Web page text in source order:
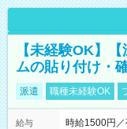
【未経験OK】
ムの貼り付け・
派遣 職種未経験OK
給与 時給1500円